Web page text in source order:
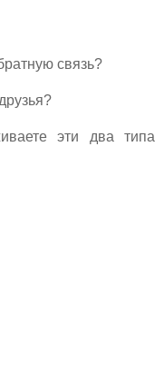
связь?
эти два типа